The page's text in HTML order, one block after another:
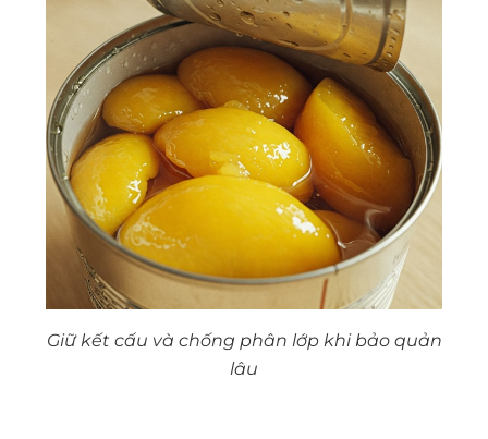
Giữ kết cấu và chống phân lớp khi bảo quản
lâu